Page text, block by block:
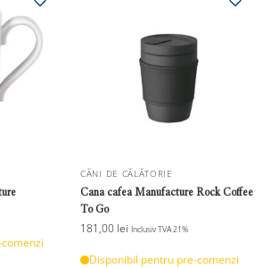
CĂNI DE CĂLĂTORIE
Cana cafea Manufacture Rock Coffee
To Go
181,00 lei Inclusiv TVA 21%
Disponibil pentru pre-comenzi